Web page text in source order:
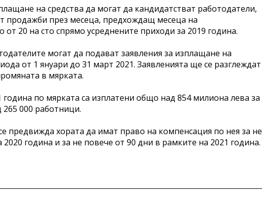
на средства да могат да кандидатстват работодатели,
продажби през месеца, предхождащ месеца на
от 20 на сто спрямо усреднените приходи за 2019 година.
могат да подават заявления за изплащане на
от 1 януари до 31 март 2021. Заявленията ще се разглеждат
в мярката.
по мярката са изплатени общо над 854 милиона лева за
265 000 работници.
предвижда хората да имат право на компенсация по нея за не
година и за не повече от 90 дни в рамките на 2021 година.